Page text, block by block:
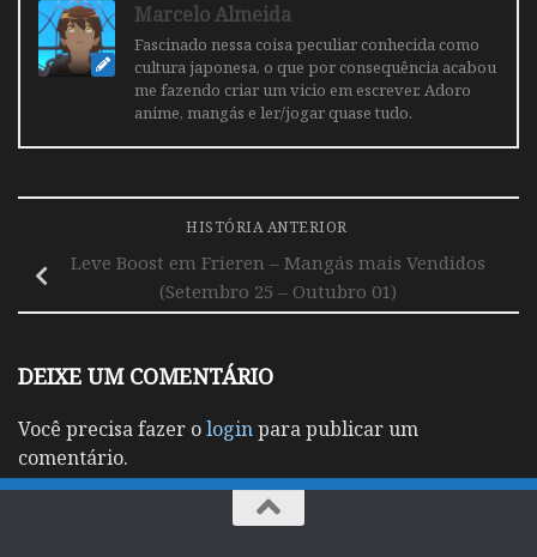
Marcelo Almeida
Fascinado nessa coisa peculiar conhecida como
cultura japonesa, o que por consequência acabou
me fazendo criar um vicio em escrever. Adoro
anime, mangás e ler/jogar quase tudo.
HISTÓRIA ANTERIOR
Leve Boost em Frieren – Mangás mais Vendidos
(Setembro 25 – Outubro 01)
DEIXE UM COMENTÁRIO
Você precisa fazer ologinpara publicar um
comentário.